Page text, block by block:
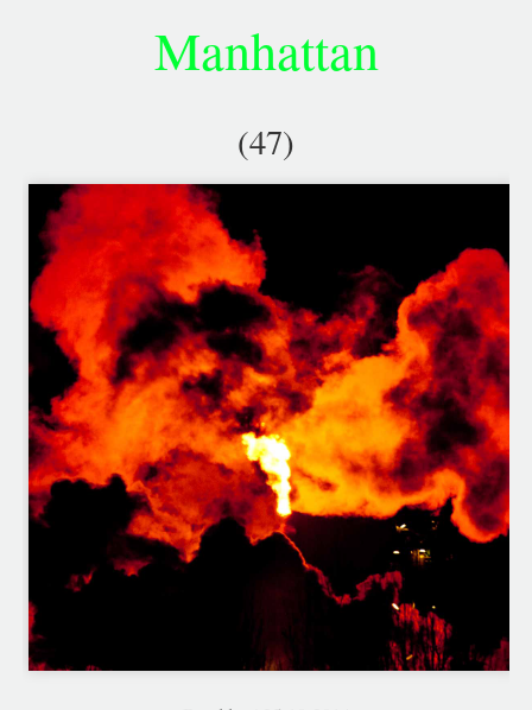
Manhattan
(47)